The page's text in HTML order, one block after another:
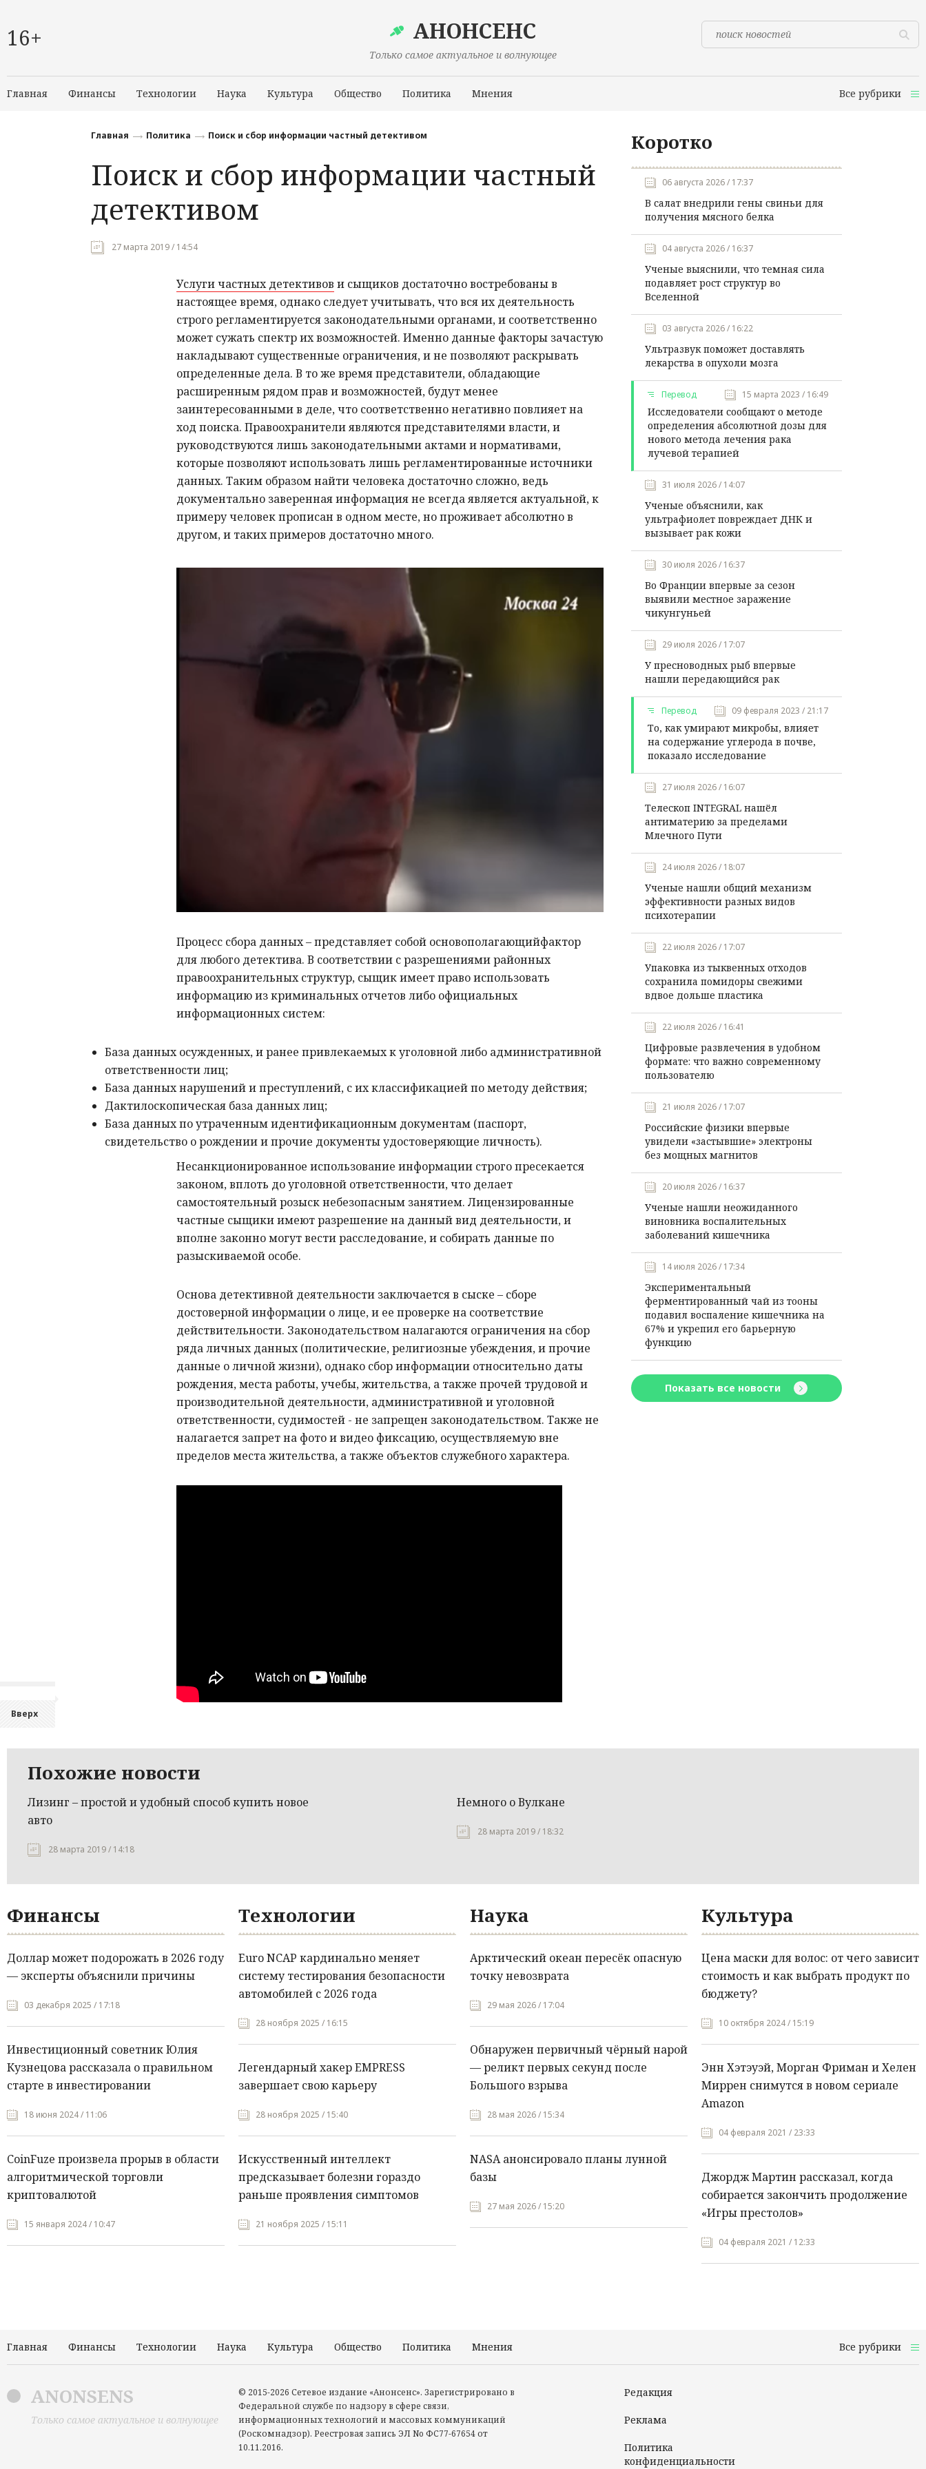
16+ АНОНСЕНС
Только самое актуальное и волнующее
Главная Финансы Технологии Наука Культура Общество Политика Мнения Все рубрики
Вверх
Главная Политика Поиск и сбор информации частный детективом
Поиск и сбор информации частный
детективом
27 марта 2019 / 14:54
Услуги частных детективов и сыщиков достаточно востребованы в
настоящее время, однако следует учитывать, что вся их деятельность
строго регламентируется законодательными органами, и соответственно
может сужать спектр их возможностей. Именно данные факторы зачастую
накладывают существенные ограничения, и не позволяют раскрывать
определенные дела. В то же время представители, обладающие
расширенным рядом прав и возможностей, будут менее
заинтересованными в деле, что соответственно негативно повлияет на
ход поиска. Правоохранители являются представителями власти, и
руководствуются лишь законодательными актами и нормативами,
которые позволяют использовать лишь регламентированные источники
данных. Таким образом найти человека достаточно сложно, ведь
документально заверенная информация не всегда является актуальной, к
примеру человек прописан в одном месте, но проживает абсолютно в
другом, и таких примеров достаточно много.
Процесс сбора данных – представляет собой основополагающийфактор
для любого детектива. В соответствии с разрешениями районных
правоохранительных структур, сыщик имеет право использовать
информацию из криминальных отчетов либо официальных
информационных систем:
База данных осужденных, и ранее привлекаемых к уголовной либо административной
ответственности лиц;
База данных нарушений и преступлений, с их классификацией по методу действия;
Дактилоскопическая база данных лиц;
База данных по утраченным идентификационным документам (паспорт,
свидетельство о рождении и прочие документы удостоверяющие личность).
Несанкционированное использование информации строго пресекается
законом, вплоть до уголовной ответственности, что делает
самостоятельный розыск небезопасным занятием. Лицензированные
частные сыщики имеют разрешение на данный вид деятельности, и
вполне законно могут вести расследование, и собирать данные по
разыскиваемой особе.
Основа детективной деятельности заключается в сыске – сборе
достоверной информации о лице, и ее проверке на соответствие
действительности. Законодательством налагаются ограничения на сбор
ряда личных данных (политические, религиозные убеждения, и прочие
данные о личной жизни), однако сбор информации относительно даты
рождения, места работы, учебы, жительства, а также прочей трудовой и
производительной деятельности, административной и уголовной
ответственности, судимостей - не запрещен законодательством. Также не
налагается запрет на фото и видео фиксацию, осуществляемую вне
пределов места жительства, а также объектов служебного характера.
Коротко
06 августа 2026 / 17:37
В салат внедрили гены свиньи для
получения мясного белка
04 августа 2026 / 16:37
Ученые выяснили, что темная сила
подавляет рост структур во
Вселенной
03 августа 2026 / 16:22
Ультразвук поможет доставлять
лекарства в опухоли мозга
Перевод 15 марта 2023 / 16:49
Исследователи сообщают о методе
определения абсолютной дозы для
нового метода лечения рака
лучевой терапией
31 июля 2026 / 14:07
Ученые объяснили, как
ультрафиолет повреждает ДНК и
вызывает рак кожи
30 июля 2026 / 16:37
Во Франции впервые за сезон
выявили местное заражение
чикунгуньей
29 июля 2026 / 17:07
У пресноводных рыб впервые
нашли передающийся рак
Перевод 09 февраля 2023 / 21:17
То, как умирают микробы, влияет
на содержание углерода в почве,
показало исследование
27 июля 2026 / 16:07
Телескоп INTEGRAL нашёл
антиматерию за пределами
Млечного Пути
24 июля 2026 / 18:07
Ученые нашли общий механизм
эффективности разных видов
психотерапии
22 июля 2026 / 17:07
Упаковка из тыквенных отходов
сохранила помидоры свежими
вдвое дольше пластика
22 июля 2026 / 16:41
Цифровые развлечения в удобном
формате: что важно современному
пользователю
21 июля 2026 / 17:07
Российские физики впервые
увидели «застывшие» электроны
без мощных магнитов
20 июля 2026 / 16:37
Ученые нашли неожиданного
виновника воспалительных
заболеваний кишечника
14 июля 2026 / 17:34
Экспериментальный
ферментированный чай из тооны
подавил воспаление кишечника на
67% и укрепил его барьерную
функцию
Показать все новости
Похожие новости
Лизинг – простой и удобный способ купить новое
авто
28 марта 2019 / 14:18
Немного о Вулкане
28 марта 2019 / 18:32
Финансы
Доллар может подорожать в 2026 году
— эксперты объяснили причины
03 декабря 2025 / 17:18
Инвестиционный советник Юлия
Кузнецова рассказала о правильном
старте в инвестировании
18 июня 2024 / 11:06
CoinFuze произвела прорыв в области
алгоритмической торговли
криптовалютой
15 января 2024 / 10:47
Технологии
Euro NCAP кардинально меняет
систему тестирования безопасности
автомобилей с 2026 года
28 ноября 2025 / 16:15
Легендарный хакер EMPRESS
завершает свою карьеру
28 ноября 2025 / 15:40
Искусственный интеллект
предсказывает болезни гораздо
раньше проявления симптомов
21 ноября 2025 / 15:11
Наука
Арктический океан пересёк опасную
точку невозврата
29 мая 2026 / 17:04
Обнаружен первичный чёрный нарой
— реликт первых секунд после
Большого взрыва
28 мая 2026 / 15:34
NASA анонсировало планы лунной
базы
27 мая 2026 / 15:20
Культура
Цена маски для волос: от чего зависит
стоимость и как выбрать продукт по
бюджету?
10 октября 2024 / 15:19
Энн Хэтэуэй, Морган Фриман и Хелен
Миррен снимутся в новом сериале
Amazon
04 февраля 2021 / 23:33
Джордж Мартин рассказал, когда
собирается закончить продолжение
«Игры престолов»
04 февраля 2021 / 12:33
Главная Финансы Технологии Наука Культура Общество Политика Мнения Все рубрики
ANONSENS
Только самое актуальное и волнующее
© 2015-2026 Сетевое издание «Анонсенс». Зарегистрировано в
Федеральной службе по надзору в сфере связи,
информационных технологий и массовых коммуникаций
(Роскомнадзор). Реестровая запись ЭЛ No ФС77-67654 от
10.11.2016.
Редакция
Реклама
Политика
конфиденциальности